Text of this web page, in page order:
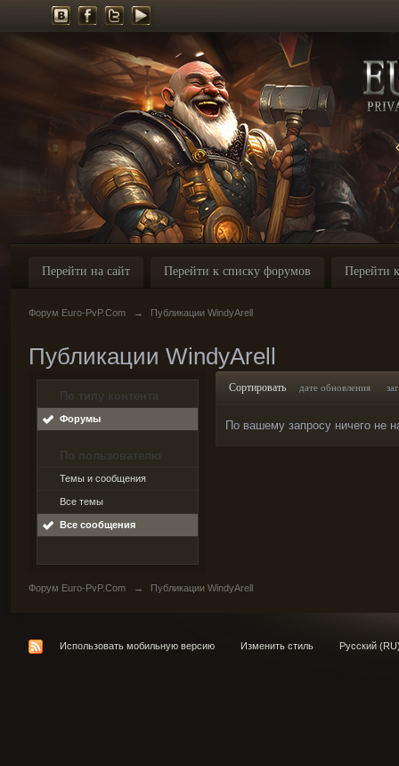
Перейти на сайт Перейти к списку форумов Перейти
Форум Euro-PvP.Com → Публикации WindyArell
Публикации WindyArell
По типу контента
Форумы
По пользователю
Темы и сообщения
Все темы
Все сообщения
Сортировать дате обновления
По вашему запросу ничего не
Форум Euro-PvP.Com → Публикации WindyArell
Использовать мобильную версию Изменить стиль Русский